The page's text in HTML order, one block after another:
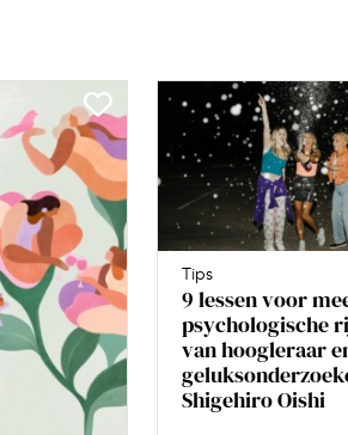
Tips
9 lessen voor
psychologische
van hoogleraar
Shigehiro Oishi